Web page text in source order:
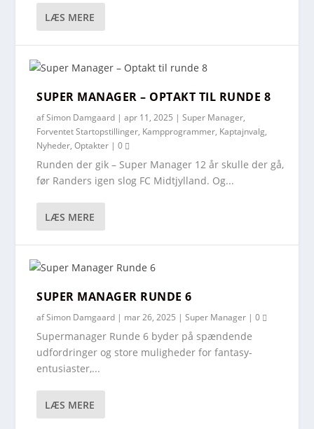
LÆS MERE
SUPER MANAGER – OPTAKT TIL RUNDE 8
afSimon Damgaard |apr 11, 2025 |Super Manager,
Forventet Startopstillinger, Kampprogrammer, Kaptajnvalg,
Nyheder,Optakter |0
Runden der gik – Super Manager 12 år skulle der gå,
før Randers igen slog FC Midtjylland. Og...
LÆS MERE
SUPER MANAGER RUNDE 6
afSimon Damgaard | mar 26, 2025 |Super Manager |0
Supermanager Runde 6 byder på spændende
udfordringer og store muligheder for fantasy-
entusiaster,...
LÆS MERE